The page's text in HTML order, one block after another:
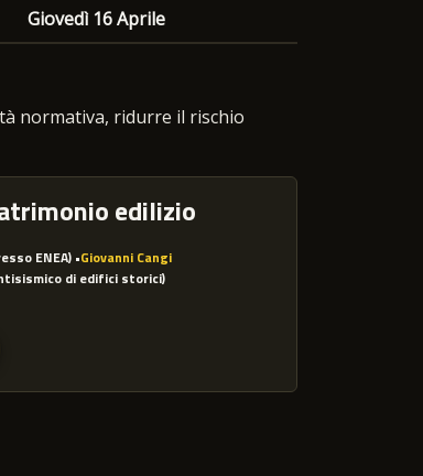
Giovedì 16 Aprile
normativa, ridurre il rischio
edilizio
ENEA) •Giovanni Cangi
di edifici storici)